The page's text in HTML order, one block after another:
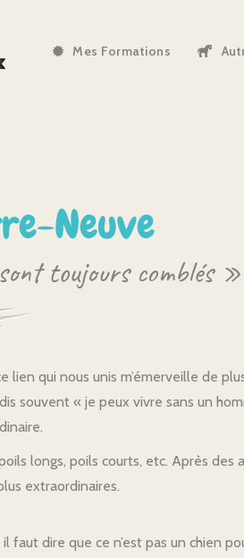
Mes Formations
Neuve
toujours comblés »
qui nous unis m’émerveille de
« je peux vivre sans un
longs, poils courts, etc. Après des
extraordinaires.
dire que ce n’est pas un chien